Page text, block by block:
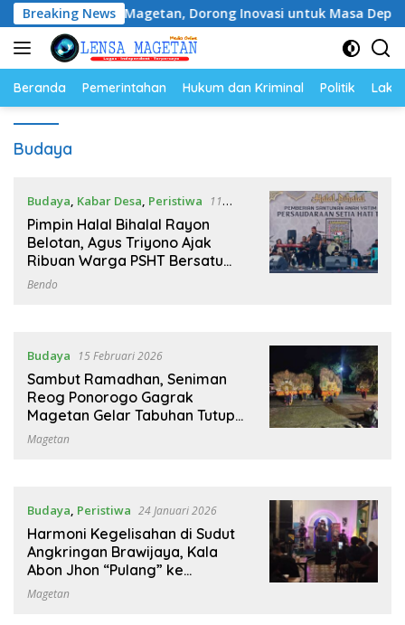
Langsung
ke
konten
Breaking News
2026 di Magetan, Dorong Inovasi untuk Masa Depan
Beranda Pemerintahan Hukum dan Kriminal Politik
Budaya
Budaya, Kabar Desa, Peristiwa
11
April 2026
Pimpin Halal Bihalal Rayon
Belotan, Agus Triyono Ajak
Ribuan Warga PSHT Bersatu
Kawal Program Desa dan
Bendo
Budaya 15 Februari 2026
Sambut Ramadhan, Seniman
Reog Ponorogo Gagrak
Magetan Gelar Tabuhan Tutup
Kendang
Magetan
Budaya, Peristiwa 24 Januari 2026
Harmoni Kegelisahan di Sudut
Angkringan Brawijaya, Kala
Abon Jhon “Pulang” ke
Magetan
Magetan